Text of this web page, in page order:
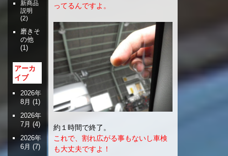
ってるんですよ。
約１時間で終了。
これで、割れ広がる事もないし車検
も大丈夫ですよ！
新商品
説明
(2)
磨きそ
の他
(1)
アーカ
イブ
2026年
8月 (1)
2026年
7月 (4)
2026年
6月 (7)